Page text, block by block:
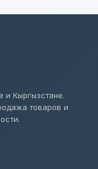
и Кыргызстане.
товаров и